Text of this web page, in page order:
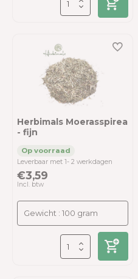
Herbimals Moerasspirea
- fijn
Leverbaar met 1- 2 werkdagen
€3,59
Incl. btw